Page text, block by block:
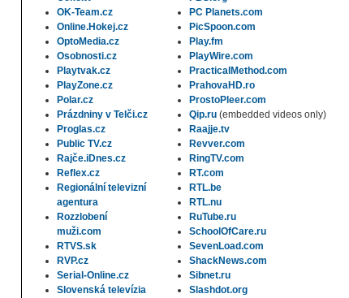
OK-Team.cz
Online.Hokej.cz
OptoMedia.cz
Osobnosti.cz
Playtvak.cz
PlayZone.cz
Polar.cz
Prázdniny v Telči.cz
Proglas.cz
Public TV.cz
Rajče.iDnes.cz
Reflex.cz
Regionální televizní
agentura
Rozzlobení
muži.com
RTVS.sk
RVP.cz
Serial-Online.cz
Slovenská televízia
PC Planets.com
PicSpoon.com
Play.fm
PlayWire.com
PracticalMethod.com
PrahovaHD.ro
ProstoPleer.com
Qip.ru (embedded videos only)
Raajje.tv
Revver.com
RingTV.com
RT.com
RTL.be
RTL.nu
RuTube.ru
SchoolOfCare.ru
SevenLoad.com
ShackNews.com
Sibnet.ru
Slashdot.org